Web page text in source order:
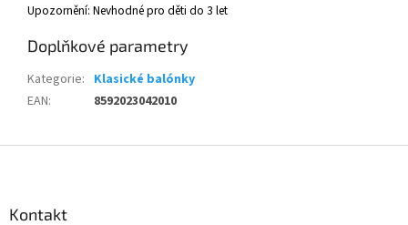
Upozornění: Nevhodné pro děti do 3 let
Doplňkové parametry
Kategorie: Klasické balónky
EAN: 8592023042010
Kontakt